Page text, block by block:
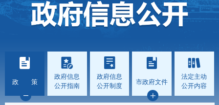
政 策
政府信息
公开指南
政府信息
公开制度
市政府文件
法定主动
公开内容